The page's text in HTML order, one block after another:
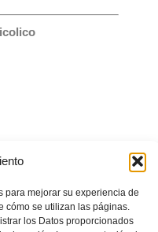
para mejorar su experiencia de
cómo se utilizan las páginas.
los Datos proporcionados
reservados. Prohibida su
informativo y no debe
definir el tratamiento para
consultar sus